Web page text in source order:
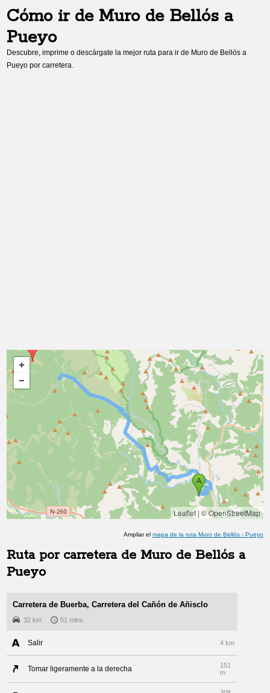
Cómo ir de Muro de Bellós a
Pueyo
Descubre, imprime o descárgate la mejor ruta para ir de Muro de Bellós a
Pueyo por carretera.
Leaflet| © OpenStreetMap
Ampliar el mapa de la ruta Muro de Bellós- Pueyo
Ruta por carretera de Muro de Bellós a
Pueyo
Carretera de Buerba, Carretera del Cañón de Añisclo
32 km 51 mins
Salir 4 km
Tomar ligeramente a la derecha
151
m